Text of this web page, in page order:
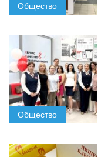
Общество
Общество